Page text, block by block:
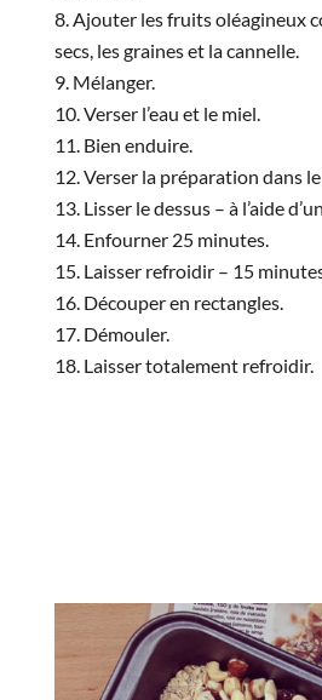
Ajouter les fruits oléagineux
secs, les graines et la cannelle.
Mélanger.
Verser l’eau et le miel.
Bien enduire.
Verser la préparation dans le
Lisser le dessus – à l’aide
Enfourner 25 minutes.
Laisser refroidir – 15
Découper en rectangles.
Démouler.
Laisser totalement refroidir.